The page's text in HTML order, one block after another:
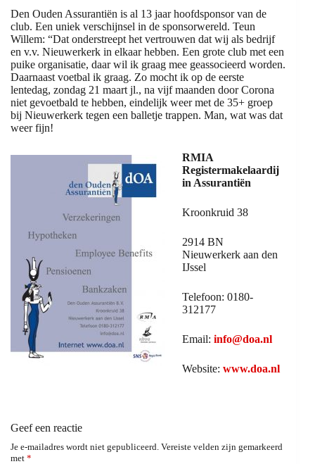
Den Ouden Assurantiën is al 13 jaar hoofdsponsor van de
club. Een uniek verschijnsel in de sponsorwereld. Teun
Willem: “Dat onderstreept het vertrouwen dat wij als bedrijf
en v.v. Nieuwerkerk in elkaar hebben. Een grote club met een
puike organisatie, daar wil ik graag mee geassocieerd worden.
Daarnaast voetbal ik graag. Zo mocht ik op de eerste
lentedag, zondag 21 maart jl., na vijf maanden door Corona
niet gevoetbald te hebben, eindelijk weer met de 35+ groep
bij Nieuwerkerk tegen een balletje trappen. Man, wat was dat
weer fijn!
RMIA
Registermakelaardij
in Assurantiën
Kroonkruid 38
2914 BN
Nieuwerkerk aan den
IJssel
Telefoon: 0180-
312177
Email: info@doa.nl
Website: www.doa.nl
Geef een reactie
Je e-mailadres wordt niet gepubliceerd. Vereiste velden zijn gemarkeerd
met *